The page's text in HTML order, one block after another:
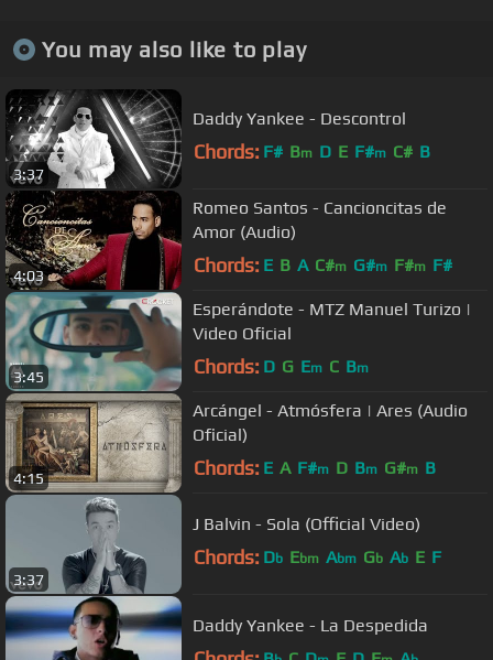
You may also like to play
3:37
Daddy Yankee - Descontrol
Chords: F# Bm D E F#m C# B
4:03
Romeo Santos - Cancioncitas de
Amor (Audio)
Chords: E B A C#m G#m F#m F#
3:45
Esperándote - MTZ Manuel Turizo |
Video Oficial
Chords: D G Em C Bm
4:15
Arcángel - Atmósfera | Ares (Audio
Oficial)
Chords: E A F#m D Bm G#m B
3:37
J Balvin - Sola (Official Video)
Chords: Db Ebm Abm Gb Ab E F
Daddy Yankee - La Despedida